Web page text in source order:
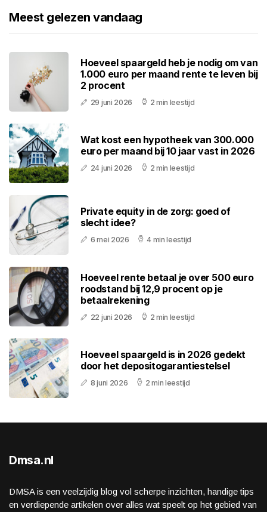
Meest gelezen vandaag
Hoeveel spaargeld heb je nodig om van
1.000 euro per maand rente te leven bij
2 procent
29 juni 2026 2 min leestijd
Wat kost een hypotheek van 300.000
euro per maand bij 10 jaar vast in 2026
24 juni 2026 2 min leestijd
Private equity in de zorg: goed of
slecht idee?
6 mei 2026 4 min leestijd
Hoeveel rente betaal je over 500 euro
roodstand bij 12,9 procent op je
betaalrekening
22 juni 2026 2 min leestijd
Hoeveel spaargeld is in 2026 gedekt
door het depositogarantiestelsel
8 juni 2026 2 min leestijd
Dmsa.nl
DMSA is een veelzijdig blog vol scherpe inzichten, handige tips
en verdiepende artikelen over alles wat speelt op het gebied van